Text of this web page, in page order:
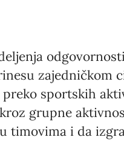
zajedničkom
sportskih
grupne
timovima i da